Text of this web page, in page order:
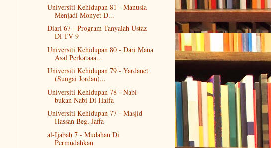
Universiti Kehidupan 81 - Manusia
Menjadi Monyet D...
Diari 67 - Program Tanyalah Ustaz
Di TV 9
Universiti Kehidupan 80 - Dari Mana
Asal Perkataaa...
Universiti Kehidupan 79 - Yardanet
(Sungai Jordan)...
Universiti Kehidupan 78 - Nabi
bukan Nabi Di Haifa
Universiti Kehidupan 77 - Masjid
Hassan Beg, Jaffa
al-Ijabah 7 - Mudahan Di
Permudahkan